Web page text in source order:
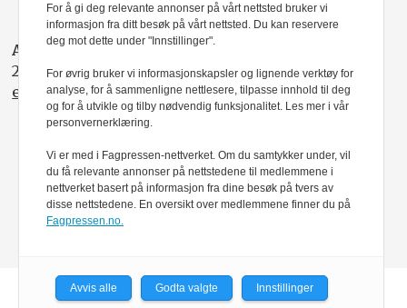
ABONNEMENT:
22 05 35 00
epost@nito.no
For å gi deg relevante annonser på vårt nettsted bruker vi
informasjon fra ditt besøk på vårt nettsted. Du kan reservere
deg mot dette under "Innstillinger".
For øvrig bruker vi informasjonskapsler og lignende verktøy for
analyse, for å sammenligne nettlesere, tilpasse innhold til deg
og for å utvikle og tilby nødvendig funksjonalitet. Les mer i vår
personvernerklæring.
Vi er med i Fagpressen-nettverket. Om du samtykker under, vil
du få relevante annonser på nettstedene til medlemmene i
nettverket basert på informasjon fra dine besøk på tvers av
disse nettstedene. En oversikt over medlemmene finner du på
Fagpressen.no.
Avvis alle Godta valgte Innstillinger